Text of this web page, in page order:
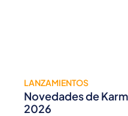
LANZAMIENTOS
Novedades de
2026